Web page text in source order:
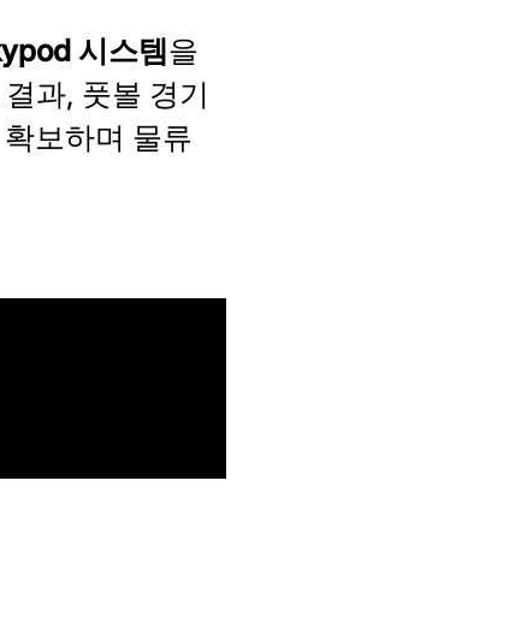
시스템을
과, 풋볼 경기
보하며 물류